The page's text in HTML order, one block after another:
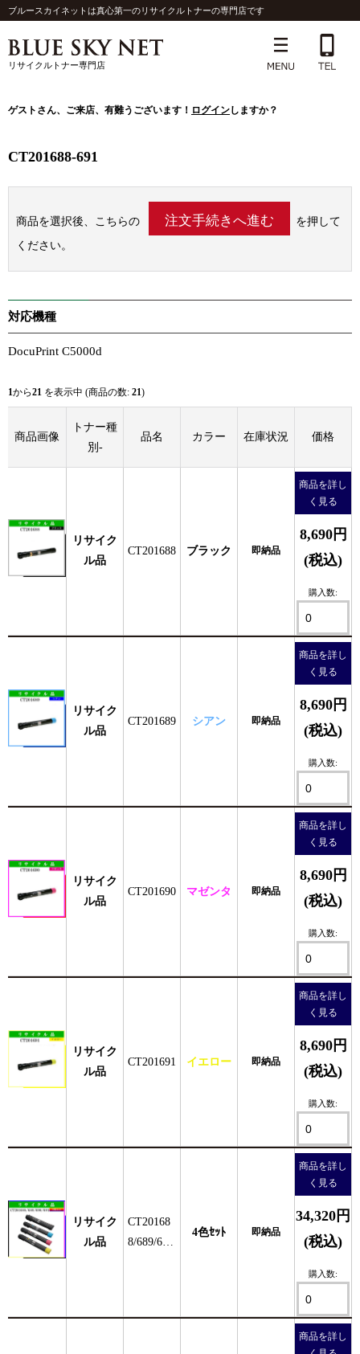
ブルースカイネットは真心第一のリサイクルトナーの専門店です
リサイクルトナー専門店
ゲスト さん、ご来店、有難うございます！ ログインしますか？
CT201688-691
商品を選択後、こちらの
を押して
ください。
対応機種
DocuPrint C5000d
1から21 を表示中 (商品の数: 21)
商品画像
トナー種
別-
品名 カラー 在庫状況 価格
リサイク
ル品
CT201688 ブラック 即納品
商品を詳し
く見る
8,690円
(税込)
購入数:
リサイク
ル品
CT201689 シアン 即納品
商品を詳し
く見る
8,690円
(税込)
購入数:
リサイク
ル品
CT201690 マゼンタ 即納品
商品を詳し
く見る
8,690円
(税込)
購入数:
リサイク
ル品
CT201691 イエロー 即納品
商品を詳し
く見る
8,690円
(税込)
購入数:
リサイク
ル品
CT20168
8/689/69
4色ｾｯﾄ 即納品
商品を詳し
く見る
34,320円
(税込)
購入数:
商品を詳し